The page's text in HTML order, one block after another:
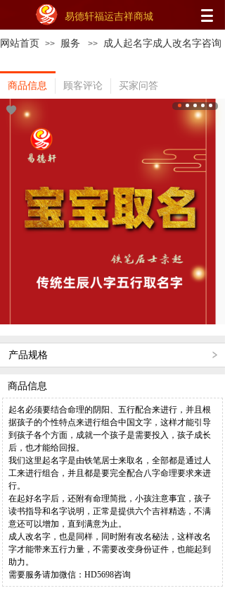
易德轩福运吉祥商城
网站首页 >> 服务 >> 成人起名字成人改名字咨询
商品信息 顾客评论 买家问答
产品规格
商品信息
起名必须要结合命理的阴阳、五行配合来进行，并且根
据孩子的个性特点来进行组合中国文字，这样才能引导
到孩子各个方面，成就一个孩子是需要投入，孩子成长
后，也才能给回报。
我们这里起名字是由铁笔居士来取名，全部都是通过人
工来进行组合，并且都是要完全配合八字命理要求来进
行。
在起好名字后，还附有命理简批，小孩注意事宜，孩子
读书指导和名字说明，正常是提供六个吉祥精选，不满
意还可以增加，直到满意为止。
成人改名字，也是同样，同时附有改名秘法，这样改名
字才能带来五行力量，不需要改变身份证件，也能起到
助力。
需要服务请加微信：HD5698咨询